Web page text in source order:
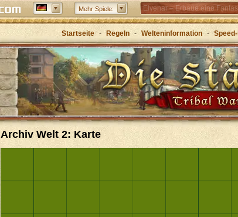
Mehr Spiele: Elvenar – Erbaue eine
Forge of Empires – Mit
Grepolis – Erbaue dein
Griechenland
Startseite - Regeln - Welteninformation -
Archiv Welt 2: Karte